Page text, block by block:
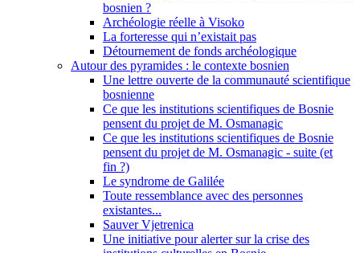
bosnien ?
Archéologie réelle à Visoko
La forteresse qui n’existait pas
Détournement de fonds archéologique
Autour des pyramides : le contexte bosnien
Une lettre ouverte de la communauté scientifique
bosnienne
Ce que les institutions scientifiques de Bosnie
pensent du projet de M. Osmanagic
Ce que les institutions scientifiques de Bosnie
pensent du projet de M. Osmanagic - suite (et
fin ?)
Le syndrome de Galilée
Toute ressemblance avec des personnes
existantes...
Sauver Vjetrenica
Une initiative pour alerter sur la crise des